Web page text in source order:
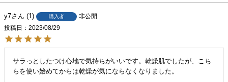
y7 1 購入者
非公開
投稿日
2023/08/29
サラっとしたつけ心地で気持ちがいいです。乾燥肌でしたが、こち
らを使い始めてからは乾燥が気にならなくなりました。